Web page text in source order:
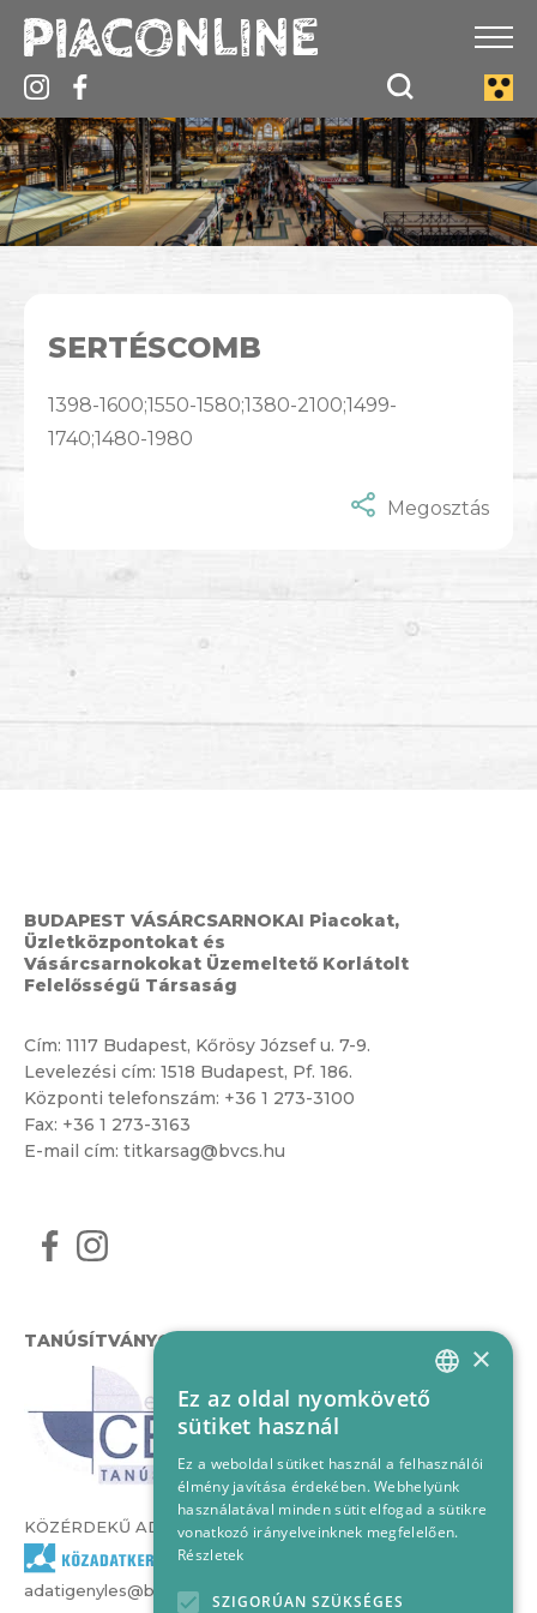
SERTÉSCOMB
1398-1600;1550-1580;1380-2100;1499-
1740;1480-1980
Megosztás
BUDAPEST VÁSÁRCSARNOKAI Piacokat,
Üzletközpontokat és
Vásárcsarnokokat Üzemeltető Korlátolt
Felelősségű Társaság
Cím: 1117 Budapest, Kőrösy József u. 7-9.
Levelezési cím: 1518 Budapest, Pf. 186.
Központi telefonszám: +36 1 273-3100
Fax: +36 1 273-3163
E-mail cím: titkarsag@bvcs.hu
TANÚSÍTVÁNYOK
KÖZÉRDEKŰ ADATOK
adatigenyles@bvcs.hu
HUNGARIAN
×
Ez az oldal nyomkövető
sütiket használ
Ez a weboldal sütiket használ a felhasználói
élmény javítása érdekében. Webhelyünk
használatával minden sütit elfogad a sütikre
vonatkozó irányelveinknek megfelelően.
Részletek
SZIGORÚAN SZÜKSÉGES